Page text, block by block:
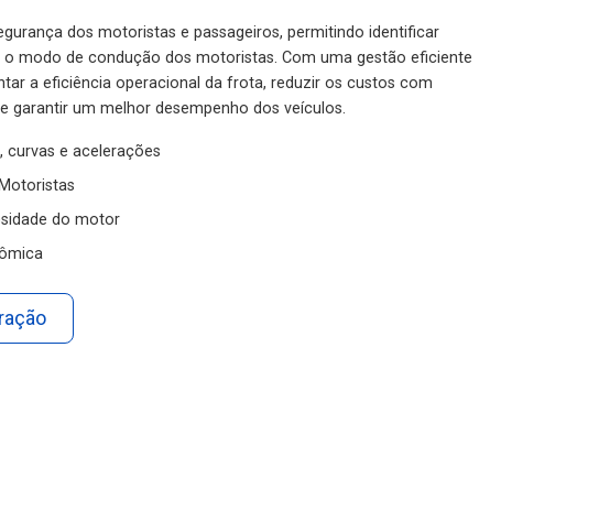
dos motoristas e passageiros, permitindo identificar
modo de condução dos motoristas. Com uma gestão eficiente
a eficiência operacional da frota, reduzir os custos com
garantir um melhor desempenho dos veículos.
curvas e acelerações
do motor